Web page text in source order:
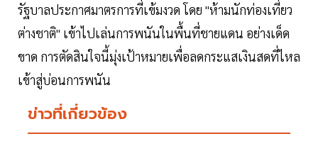
รัฐบาลประกาศมาตรการที่เข้มงวด โดย "ห้ามนักท่องเที่ยว
ต่างชาติ" เข้าไปเล่นการพนันในพื้นที่ชายแดน อย่างเด็ด
ขาด การตัดสินใจนี้มุ่งเป้าหมายเพื่อลดกระแสเงินสดที่ไหล
เข้าสู่บ่อนการพนัน
ข่าวที่เกี่ยวข้อง